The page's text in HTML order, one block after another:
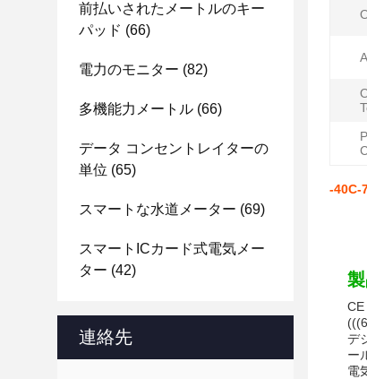
前払いされたメートルのキー
パッド (66)
電力のモニター (82)
多機能力メートル (66)
データ コンセントレイターの
単位 (65)
スマートな水道メーター (69)
スマートICカード式電気メー
ター (42)
連絡先
-40C-
デ
ー
電